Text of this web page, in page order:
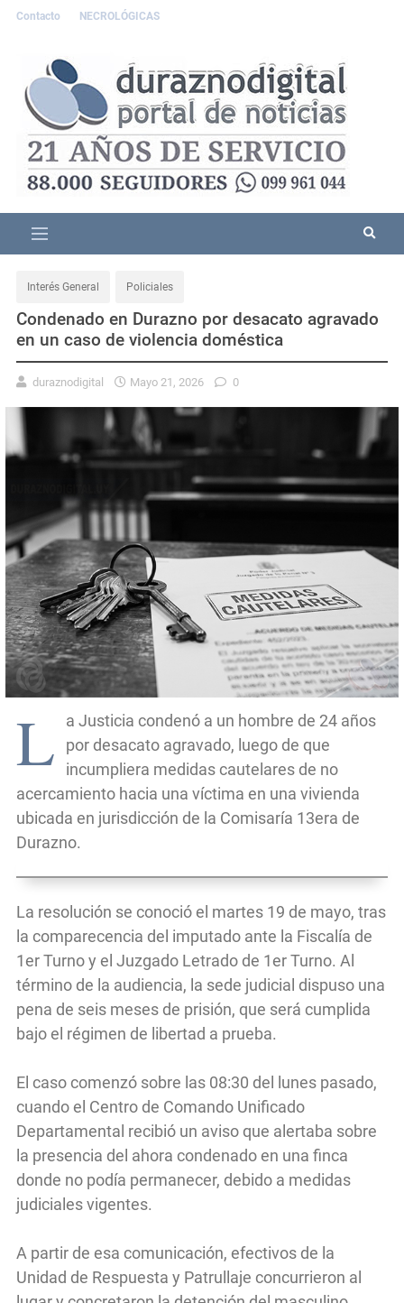
Contacto NECROLÓGICAS
Interés General Policiales
Condenado en Durazno por desacato agravado
en un caso de violencia doméstica
duraznodigital Mayo 21, 2026 0
L
a Justicia condenó a un hombre de 24 años
por desacato agravado, luego de que
incumpliera medidas cautelares de no
acercamiento hacia una víctima en una vivienda
ubicada en jurisdicción de la Comisaría 13era de
Durazno.
La resolución se conoció el martes 19 de mayo, tras
la comparecencia del imputado ante la Fiscalía de
1er Turno y el Juzgado Letrado de 1er Turno. Al
término de la audiencia, la sede judicial dispuso una
pena de seis meses de prisión, que será cumplida
bajo el régimen de libertad a prueba.
El caso comenzó sobre las 08:30 del lunes pasado,
cuando el Centro de Comando Unificado
Departamental recibió un aviso que alertaba sobre
la presencia del ahora condenado en una finca
donde no podía permanecer, debido a medidas
judiciales vigentes.
A partir de esa comunicación, efectivos de la
Unidad de Respuesta y Patrullaje concurrieron al